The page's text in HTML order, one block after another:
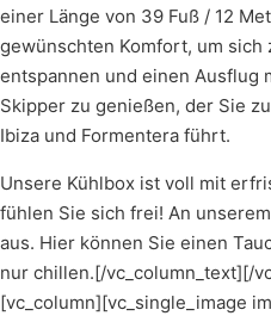
einer Länge von 39 Fuß / 12
gewünschten Komfort, um sich
entspannen und einen Ausflug
Skipper zu genießen, der Sie
Ibiza und Formentera führt.
Unsere Kühlbox ist voll mit
fühlen Sie sich frei! An
aus. Hier können Sie einen
nur chillen.[/vc_column_text][/
[vc_column][vc_single_image